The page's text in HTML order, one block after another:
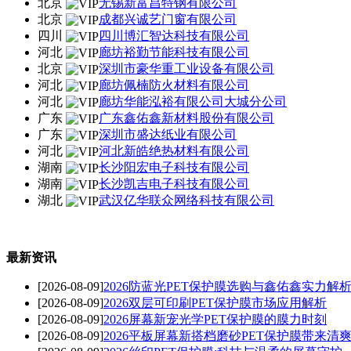
北京
成都兴诚艺门窗有限公司
四川
四川博汇智达科技有限公司
河北
廊坊裕勤节能科技有限公司
北京
深圳市豪华重工业设备有限公司
河北
廊坊佩楠防火材料有限公司
河北
廊坊华能泓裕有限公司大城分公司
广东
广东鑫佑鑫新材料股份有限公司
广东
深圳市盛达纸业有限公司
河北
河北新皓绝热材料有限公司
湖南
长沙阳宏电子科技有限公司
湖南
长沙凯吉电子科技有限公司
湖北
武汉亿华联众网络科技有限公司
最新资讯
[2026-08-09]2026防蓝光PET保护膜选购与鑫佑鑫实力解析
[2026-08-09]2026双层可印刷PET保护膜市场应用解析
[2026-08-09]2026屏幕新宠光学PET保护膜的膜力时刻
[2026-08-09]2026平板屏幕新搭档磨砂PET保护膜带来清